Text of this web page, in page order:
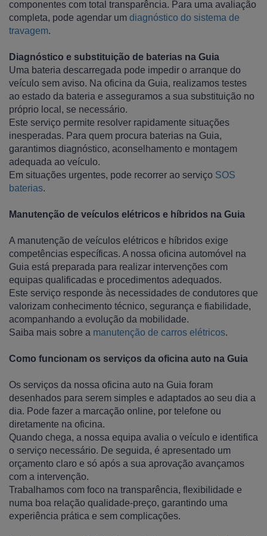
componentes com total transparência. Para uma avaliação
completa, pode agendar um diagnóstico do sistema de
travagem.
Diagnóstico e substituição de baterias na Guia
Uma bateria descarregada pode impedir o arranque do
veículo sem aviso. Na oficina da Guia, realizamos testes
ao estado da bateria e asseguramos a sua substituição no
próprio local, se necessário.
Este serviço permite resolver rapidamente situações
inesperadas. Para quem procura baterias na Guia,
garantimos diagnóstico, aconselhamento e montagem
adequada ao veículo.
Em situações urgentes, pode recorrer ao serviço SOS
baterias.
Manutenção de veículos elétricos e híbridos na Guia
A manutenção de veículos elétricos e híbridos exige
competências específicas. A nossa oficina automóvel na
Guia está preparada para realizar intervenções com
equipas qualificadas e procedimentos adequados.
Este serviço responde às necessidades de condutores que
valorizam conhecimento técnico, segurança e fiabilidade,
acompanhando a evolução da mobilidade.
Saiba mais sobre a manutenção de carros elétricos.
Como funcionam os serviços da oficina auto na Guia
Os serviços da nossa oficina auto na Guia foram
desenhados para serem simples e adaptados ao seu dia a
dia. Pode fazer a marcação online, por telefone ou
diretamente na oficina.
Quando chega, a nossa equipa avalia o veículo e identifica
o serviço necessário. De seguida, é apresentado um
orçamento claro e só após a sua aprovação avançamos
com a intervenção.
Trabalhamos com foco na transparência, flexibilidade e
numa boa relação qualidade-preço, garantindo uma
experiência prática e sem complicações.